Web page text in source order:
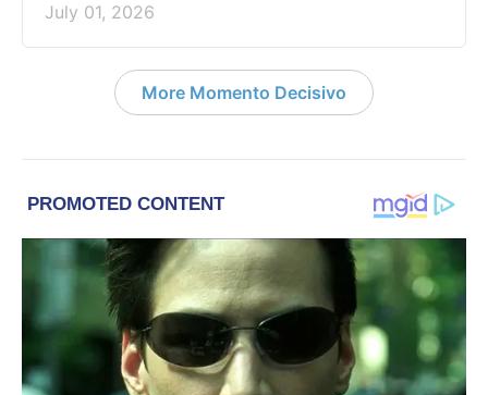
July 01, 2026
More Momento Decisivo